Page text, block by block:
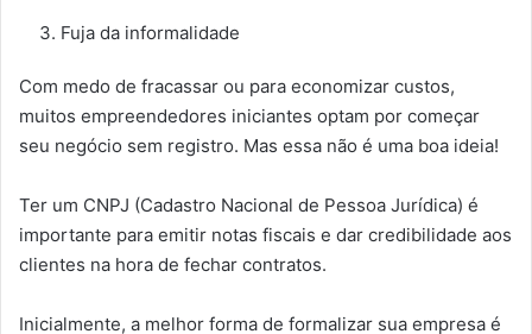
Fuja da informalidade
Com medo de fracassar ou para economizar custos,
muitos empreendedores iniciantes optam por começar
seu negócio sem registro. Mas essa não é uma boa ideia!
Ter um CNPJ (Cadastro Nacional de Pessoa Jurídica) é
importante para emitir notas fiscais e dar credibilidade aos
clientes na hora de fechar contratos.
Inicialmente, a melhor forma de formalizar sua empresa é